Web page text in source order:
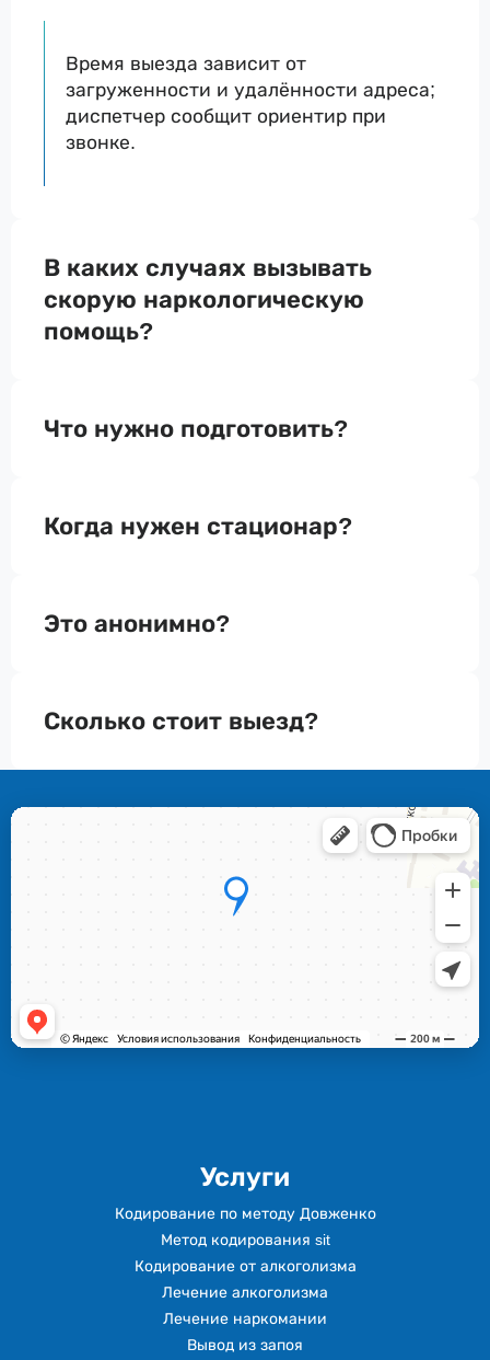
Время выезда зависит от
загруженности и удалённости адреса;
диспетчер сообщит ориентир при
звонке.
В каких случаях вызывать
скорую наркологическую
помощь?
Что нужно подготовить?
Когда нужен стационар?
Это анонимно?
Сколько стоит выезд?
Услуги
Кодирование по методу Довженко
Метод кодирования sit
Кодирование от алкоголизма
Лечение алкоголизма
Лечение наркомании
Вывод из запоя